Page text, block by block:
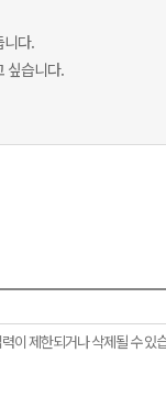
니다.
싶습니다.